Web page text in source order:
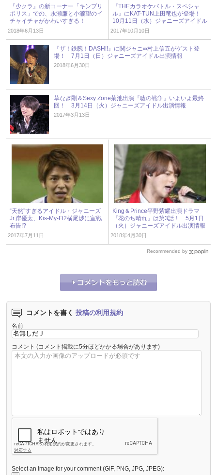
『少クラ』の新コーナー「キンプリ
ポリス」での、永瀬廉と小瀧望のイ
チャイチャがかわいすぎる！
2018年6月13日
『THEカラオケバトル・スペシャ
ル』にKAT-TUN上田竜也が登場！
10月11日（水）ジャニーズアイドル
出演情報
2017年10月10日
『ザ！鉄腕！DASH!!』に関ジャニ∞村上信五がゲスト登
場！ 7月1日（日）ジャニーズアイドル出演情報
2018年6月30日
草なぎ剛＆Sexy Zone菊池出演『嘘の戦争』いよいよ最終
回！ 3月14日（火）ジャニーズアイドル出演情報
2017年3月13日
“天然”すぎるアイドル・ジャニーズ
Jr.岸優太、Kis-My-Ft2横尾渉に宣戦
布告!?
2017年7月11日
King＆Prince平野紫耀出演ドラマ
『花のち晴れ』は第3話！ 5月1日
（火）ジャニーズアイドル出演情報
2018年4月30日
Recommended by
コメントを書く 投稿の利用規約
名前
コメント (コメント掲載に5分ほどかかる場合があります)
Select an image for your comment (GIF, PNG, JPG, JPEG):